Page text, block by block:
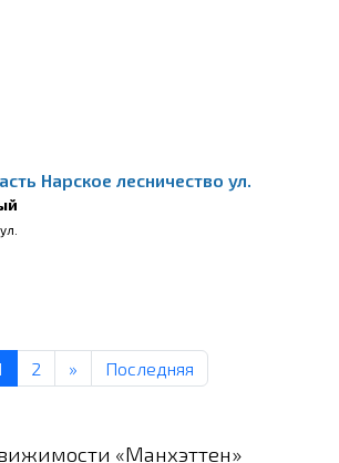
Нарское лесничество ул.
2 » Последняя
«Манхэттен»